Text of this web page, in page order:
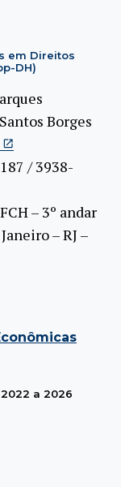
em Direitos
DH)
Borges
/ 3938-
– 3º andar
– RJ –
a 2026